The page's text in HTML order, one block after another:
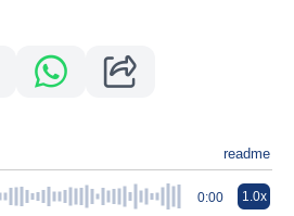
readme
0:00 1.0x